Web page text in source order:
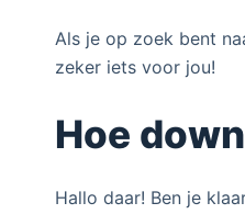
Als je op zoek bent
zeker iets voor jou!
Hoe
Hallo daar! Ben je